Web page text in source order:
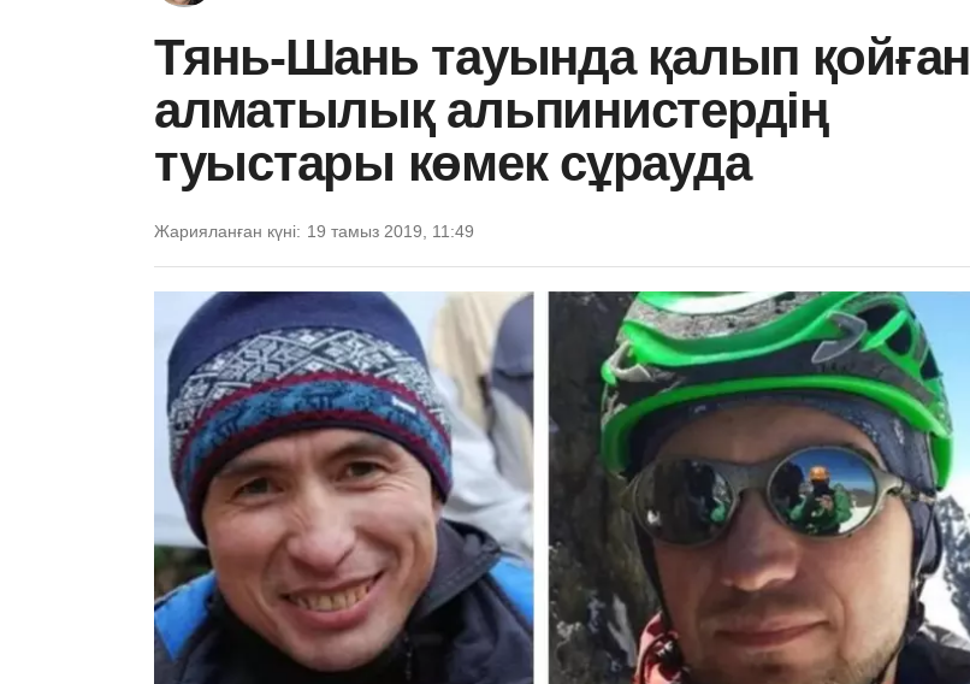
Тянь-Шань тауында қалып қойған
алматылық альпинистердің
туыстары көмек сұрауда
Жарияланған күні: 19 тамыз 2019, 11:49